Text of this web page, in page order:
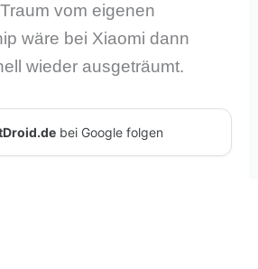
vom eigenen
wäre bei Xiaomi dann
wieder ausgeträumt.
bei Google folgen